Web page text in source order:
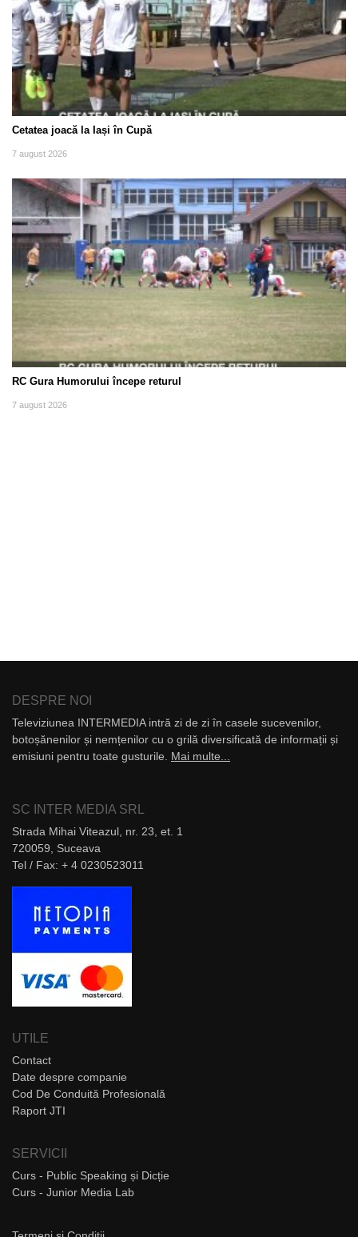
Cetatea joacă la Iași în Cupă
7 august 2026
RC Gura Humorului începe returul
7 august 2026
DESPRE NOI
Televiziunea INTERMEDIA intră zi de zi în casele sucevenilor,
botoșănenilor și nemțenilor cu o grilă diversificată de informații și
emisiuni pentru toate gusturile. Mai multe...
SC INTER MEDIA SRL
Strada Mihai Viteazul, nr. 23, et. 1
720059, Suceava
Tel / Fax: + 4 0230523011
UTILE
Contact
Date despre companie
Cod De Conduită Profesională
Raport JTI
SERVICII
Curs - Public Speaking și Dicție
Curs - Junior Media Lab